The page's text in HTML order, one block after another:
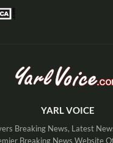
YARL VOICE
Breaking News, Latest
Breaking News Website